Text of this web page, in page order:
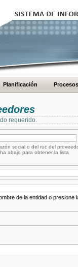
Planificación Procesos
requerido.
social o del ruc del
abajo para obtener la lista
de la entidad o presione